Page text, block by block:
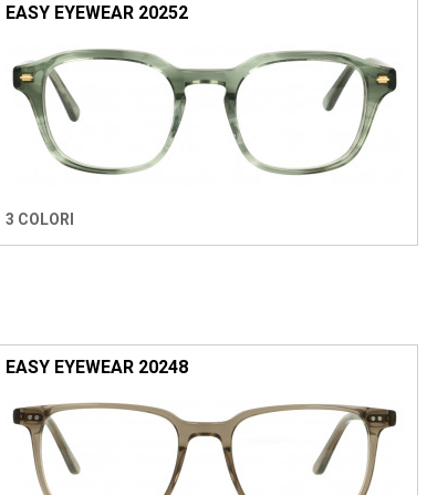
EASY EYEWEAR 20252
3 COLORI
EASY EYEWEAR 20248